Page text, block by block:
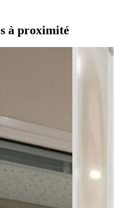
routière
|© OpenStreetMap
à proximité